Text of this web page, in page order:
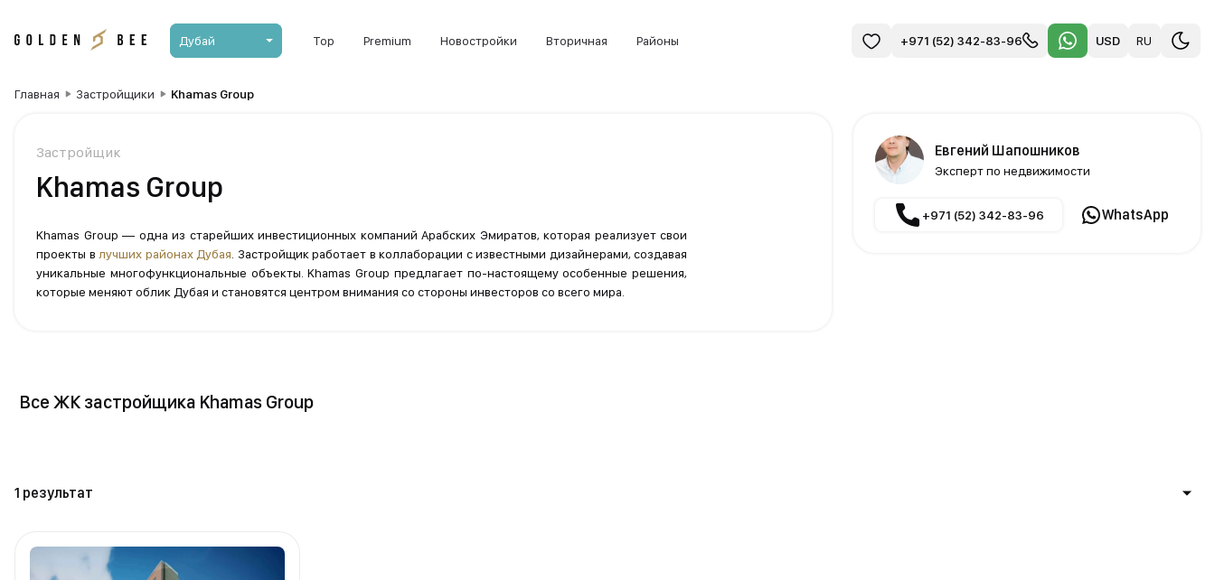
Дубай Top Premium Новостройки Вторичная Районы +971 (52) 342-83-96 USD RU
Главная Застройщики Khamas Group
Застройщик
Khamas Group
Khamas Group — одна из старейших инвестиционных компаний Арабских Эмиратов, которая реализует свои
проекты в лучших районах Дубая . Застройщик работает в коллаборации с известными дизайнерами, создавая
уникальные многофункциональные объекты. Khamas Group предлагает по-настоящему особенные решения,
которые меняют облик Дубая и становятся центром внимания со стороны инвесторов со всего мира.
Евгений Шапошников
Эксперт по недвижимости
+971 (52) 342-83-96 WhatsApp
Все ЖК застройщика Khamas Group
1 результат